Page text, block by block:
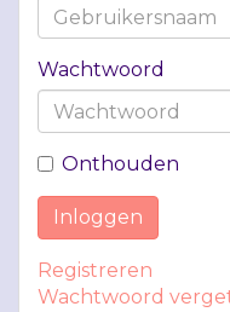
Wachtwoord
Onthouden
Inloggen
Registreren
Wachtwoord